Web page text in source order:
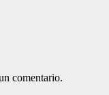
comentario.